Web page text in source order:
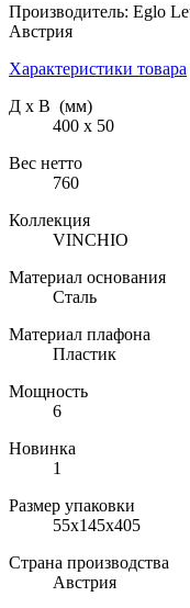
Производитель: Eglo
Австрия
Характеристики товара
Д х В (мм)
400 х 50
Вес нетто
760
Коллекция
VINCHIO
Материал основания
Сталь
Материал плафона
Пластик
Мощность
6
Новинка
1
Размер упаковки
55х145х405
Страна производства
Австрия